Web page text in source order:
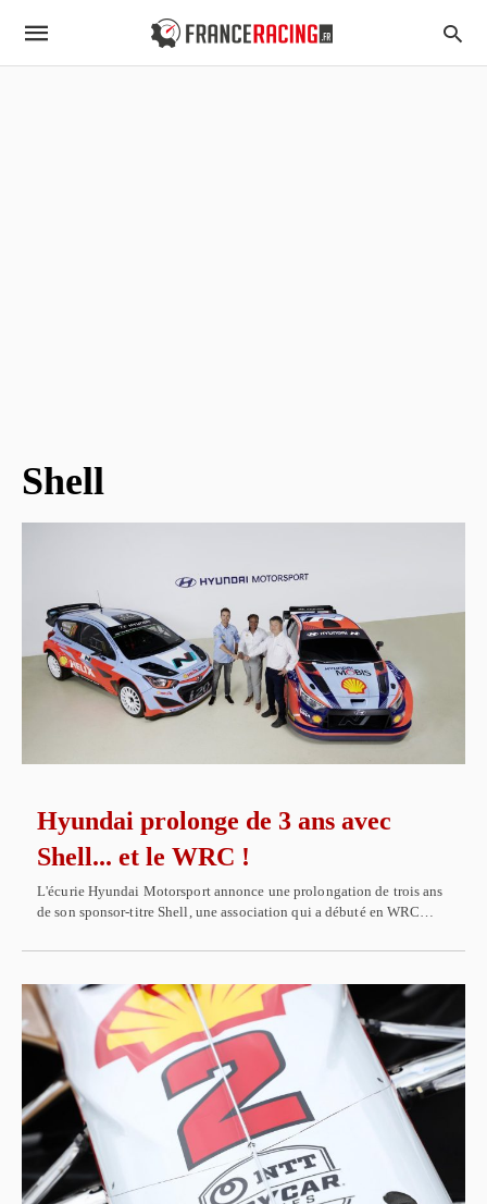
Shell
Hyundai prolonge de 3 ans avec
Shell... et le WRC !
L'écurie Hyundai Motorsport annonce une prolongation de trois ans
de son sponsor-titre Shell, une association qui a débuté en WRC…